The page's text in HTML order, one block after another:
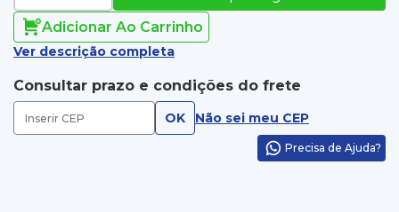
Adicionar Ao Carrinho
Ver descrição completa
Consultar prazo e condições do frete
OK Não sei meu CEP
Precisa de Ajuda?